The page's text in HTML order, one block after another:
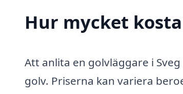
Hur mycket
Att anlita en golvläggare i
golv. Priserna kan variera